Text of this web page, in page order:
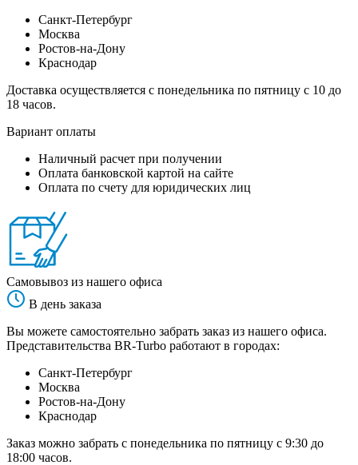
Санкт-Петербург
Москва
Ростов-на-Дону
Краснодар
Доставка осуществляется с понедельника по пятницу с 10 до
18 часов.
Вариант оплаты
Наличный расчет при получении
Оплата банковской картой на сайте
Оплата по счету для юридических лиц
Самовывоз из нашего офиса
В день заказа
Вы можете самостоятельно забрать заказ из нашего офиса.
Представительства BR-Turbo работают в городах:
Санкт-Петербург
Москва
Ростов-на-Дону
Краснодар
Заказ можно забрать с понедельника по пятницу с 9:30 до
18:00 часов.